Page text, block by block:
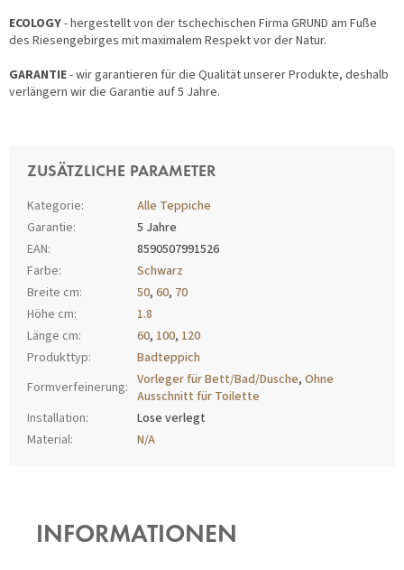
ECOLOGY- hergestellt von der tschechischen Firma GRUND am Fuße
des Riesengebirges mit maximalem Respekt vor der Natur.
GARANTIE- wir garantieren für die Qualität unserer Produkte, deshalb
verlängern wir die Garantie auf 5 Jahre.
ZUSÄTZLICHE PARAMETER
Kategorie:
Alle Teppiche
Garantie:
5 Jahre
EAN:
8590507991526
Farbe:
Schwarz
Breite cm: 50, 60, 70
Höhe cm:
1.8
Länge cm: 60, 100, 120
Produkttyp:
Badteppich
Formverfeinerung: Vorleger für Bett/Bad/Dusche, Ohne
Ausschnitt für Toilette
Installation:
Lose verlegt
Material:
N/A
INFORMATIONEN